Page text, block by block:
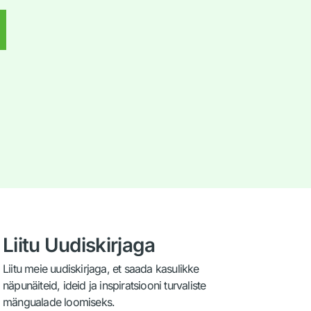
Liitu Uudiskirjaga
Liitu meie uudiskirjaga, et saada kasulikke
näpunäiteid, ideid ja inspiratsiooni turvaliste
mängualade loomiseks.